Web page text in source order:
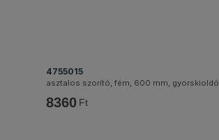
4755015
asztalos szorító, fém, 600 mm, gyorskioldó
8360 Ft